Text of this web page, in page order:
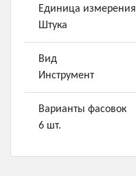
Единица измерения
Штука
Вид
Инструмент
Варианты фасовок
6 шт.